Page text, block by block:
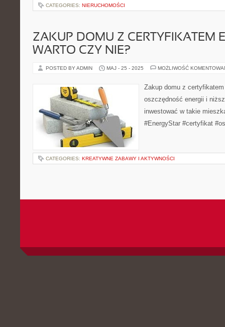
CATEGORIES: NIERUCHOMOŚCI
ZAKUP DOMU Z CERTYFIKATEM
WARTO CZY NIE?
POSTED BY ADMIN MAJ - 25 - 2025 MOŻLIWOŚĆ
Zakup domu z
oszczędność energii i
inwestować w takie
#EnergyStar #certyfikat
CATEGORIES: KREATYWNE ZABAWY I AKTYWNOŚCI